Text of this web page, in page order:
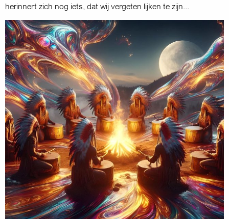
herinnert zich nog iets, dat wij vergeten lijken te zijn...